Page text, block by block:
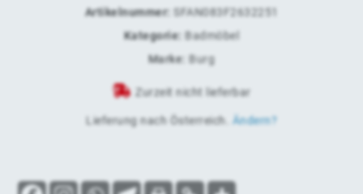
Artikelnummer:
SFAN083F2632251
Kategorie: Badmöbel
Marke: Burg
Zurzeit nicht lieferbar
Lieferung nach Österreich Ändern?